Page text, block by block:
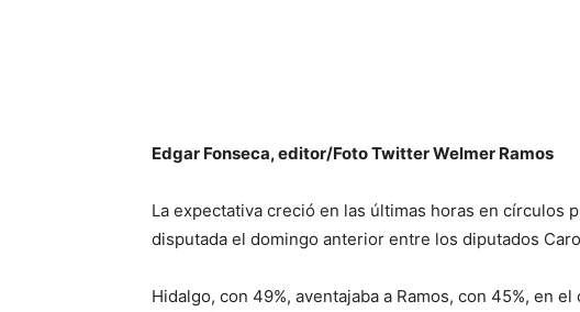
Edgar Fonseca, editor/Foto Twitter Welmer Ramos
La expectativa creció en las últimas horas en círculos
disputada el domingo anterior entre los diputados
Hidalgo, con 49%, aventajaba a Ramos, con 45%, en